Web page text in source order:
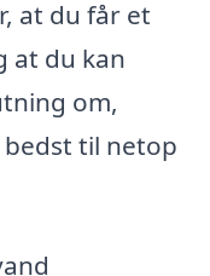
at du får et
at du kan
om,
til netop